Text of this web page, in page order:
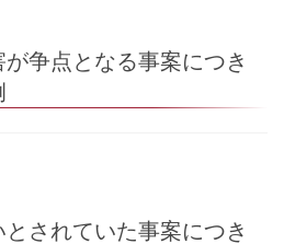
争点となる事案につき
されていた事案につき